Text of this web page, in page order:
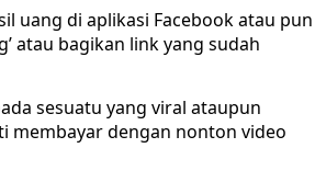
uang di aplikasi Facebook atau pun
atau bagikan link yang sudah
sesuatu yang viral ataupun
membayar dengan nonton video